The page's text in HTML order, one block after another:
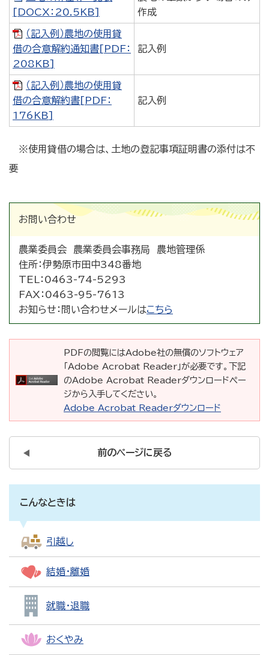
[DOCX：20.5KB]
作成
（記入例）農地の使用貸
借の合意解約通知書[PDF：
208KB]
記入例
（記入例）農地の使用貸
借の合意解約書[PDF：
176KB]
記入例
※使用貸借の場合は、土地の登記事項証明書の添付は不
要
お問い合わせ
農業委員会 農業委員会事務局 農地管理係
住所：伊勢原市田中348番地
TEL： 0463-74-5293
FAX： 0463-95-7613
お知らせ： 問い合わせメールはこちら
PDFの閲覧にはAdobe社の無償のソフトウェア
「Adobe Acrobat Reader」が必要です。下記
のAdobe Acrobat Readerダウンロードペー
ジから入手してください。
Adobe Acrobat Readerダウンロード
前のページに戻る
こんなときは
引越し
結婚・離婚
就職・退職
おくやみ